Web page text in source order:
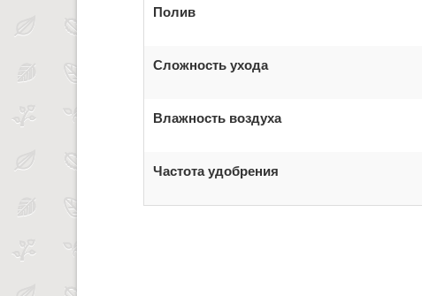
Полив
Сложность ухода
Влажность воздуха
Частота удобрения